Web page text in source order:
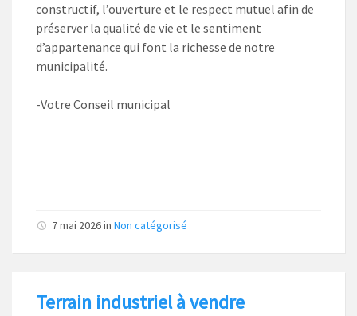
constructif, l’ouverture et le respect mutuel afin de
préserver la qualité de vie et le sentiment
d’appartenance qui font la richesse de notre
municipalité.
-Votre Conseil municipal
7 mai 2026in Non catégorisé
Terrain industriel à vendre